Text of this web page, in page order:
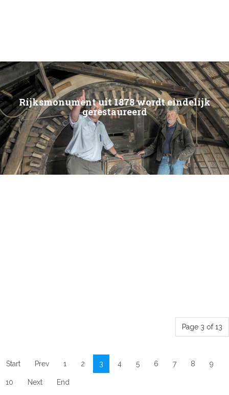
Rijksmonument uit 1878 wordt eindelijk
gerestaureerd
Page 3 of 13
Start Prev 1 2 3 4 5 6 7 8 9
10 Next End